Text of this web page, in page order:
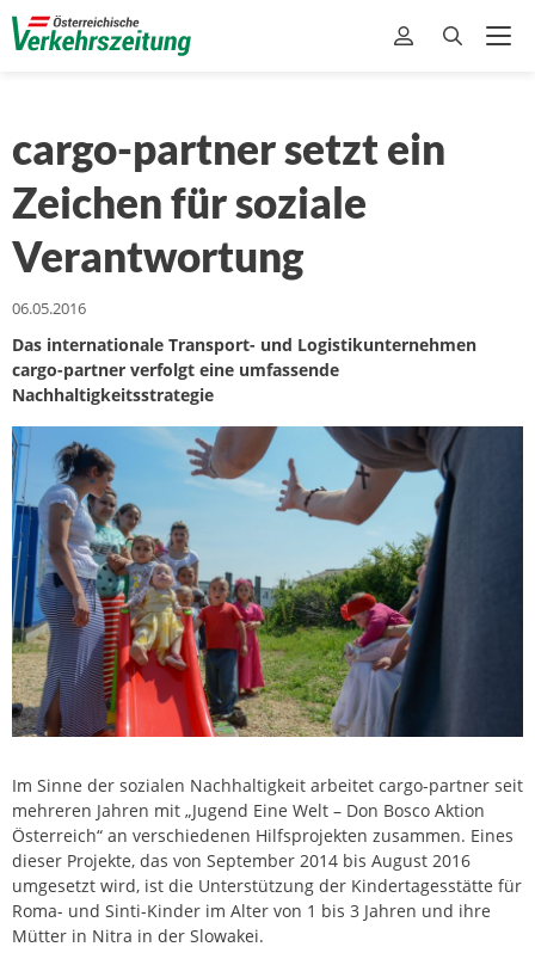
cargo-partner setzt ein
Zeichen für soziale
Verantwortung
06.05.2016
Das internationale Transport- und Logistikunternehmen
cargo-partner verfolgt eine umfassende
Nachhaltigkeitsstrategie
Im Sinne der sozialen Nachhaltigkeit arbeitet cargo-partner seit
mehreren Jahren mit „Jugend Eine Welt – Don Bosco Aktion
Österreich“ an verschiedenen Hilfsprojekten zusammen. Eines
dieser Projekte, das von September 2014 bis August 2016
umgesetzt wird, ist die Unterstützung der Kindertagesstätte für
Roma- und Sinti-Kinder im Alter von 1 bis 3 Jahren und ihre
Mütter in Nitra in der Slowakei.